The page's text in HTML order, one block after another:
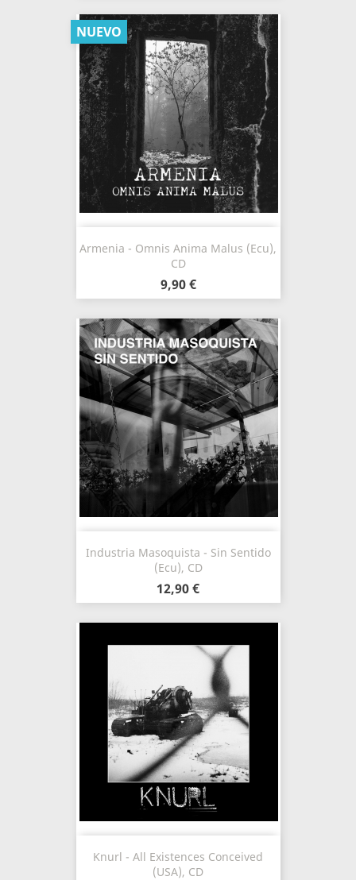
Armenia - Omnis Anima Malus (Ecu),
CD
9,90 €
NUEVO
Industria Masoquista - Sin Sentido
(Ecu), CD
12,90 €
Knurl - All Existences Conceived
(USA), CD